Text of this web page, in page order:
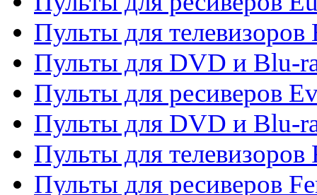
Пульты для телевизоров
Пульты для DVD и Blu-
Пульты для ресиверов
Пульты для DVD и Blu-
Пульты для телевизоров
Пульты для ресиверов